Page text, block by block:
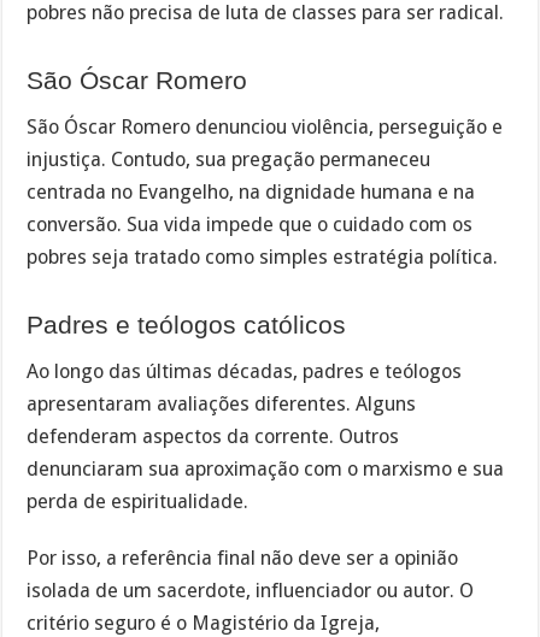
pobres não precisa de luta de classes para ser radical.
São Óscar Romero
São Óscar Romero denunciou violência, perseguição e
injustiça. Contudo, sua pregação permaneceu
centrada no Evangelho, na dignidade humana e na
conversão. Sua vida impede que o cuidado com os
pobres seja tratado como simples estratégia política.
Padres e teólogos católicos
Ao longo das últimas décadas, padres e teólogos
apresentaram avaliações diferentes. Alguns
defenderam aspectos da corrente. Outros
denunciaram sua aproximação com o marxismo e sua
perda de espiritualidade.
Por isso, a referência final não deve ser a opinião
isolada de um sacerdote, influenciador ou autor. O
critério seguro é o Magistério da Igreja,